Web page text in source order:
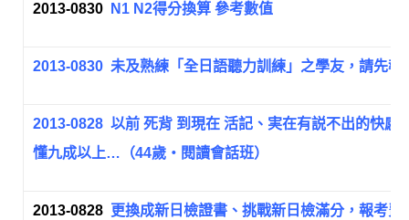
2013-0830 N1 N2得分換算 參考數值
2013-0830 未及熟練「全日語聽力訓練」之學友，請先
2013-0828 以前 死背 到現在 活記、実在有説不出的快
懂九成以上…（44歲‧閱讀會話班）
2013-0828 更換成新日檢證書、挑戰新日檢滿分，報考